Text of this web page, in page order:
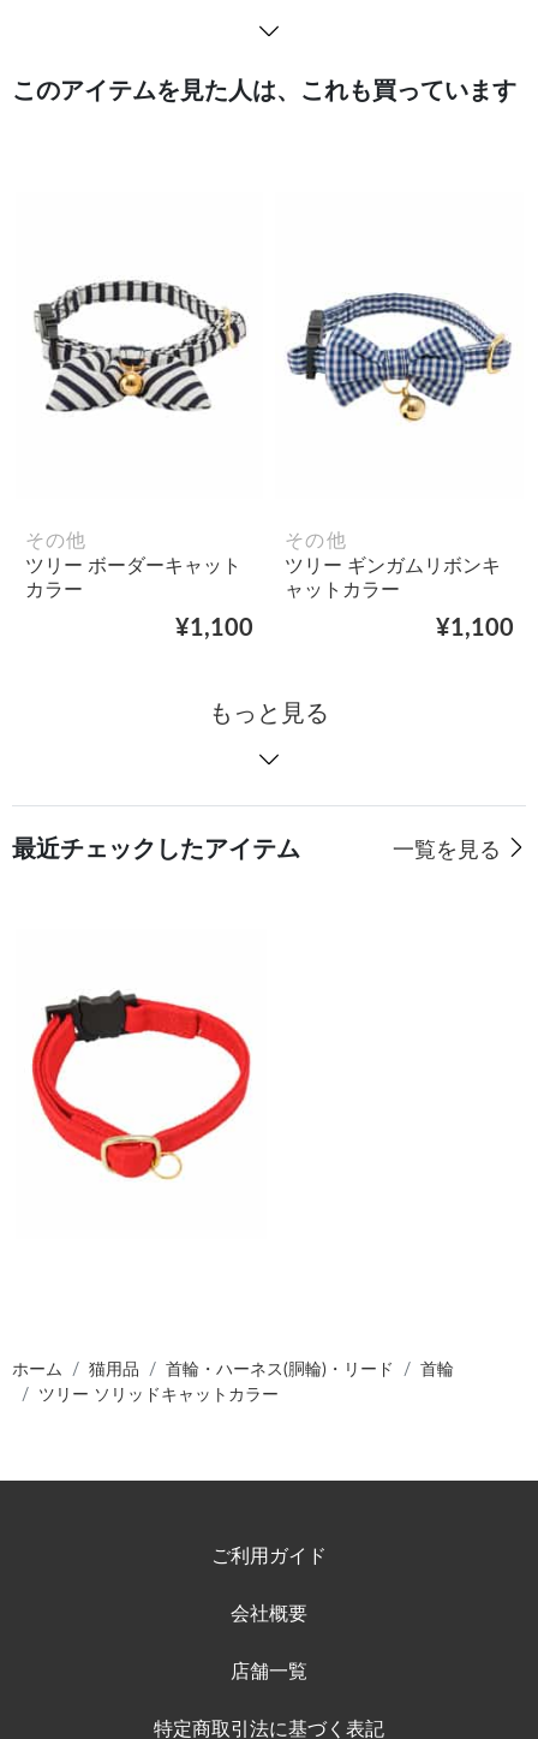
このアイテムを見た人は、これも買っています
その他
ツリー ボーダーキャット
カラー
¥1,100
その他
ツリー ギンガムリボンキ
ャットカラー
¥1,100
もっと見る
最近チェックしたアイテム 一覧を見る
ホーム 猫用品 首輪・ハーネス(胴輪)・リード
首輪
ツリー ソリッドキャットカラー
ご利用ガイド
会社概要
店舗一覧
特定商取引法に基づく表記